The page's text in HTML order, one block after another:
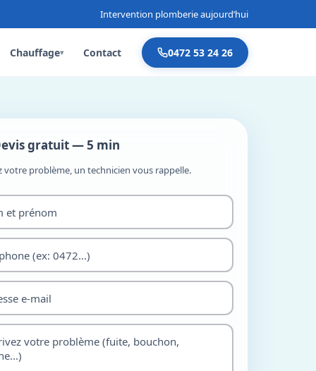
Intervention plomberie aujourd’hui
Chauffage▾ Contact 0472 53 24 26
gratuit — 5 min
votre problème, un technicien vous rappelle.